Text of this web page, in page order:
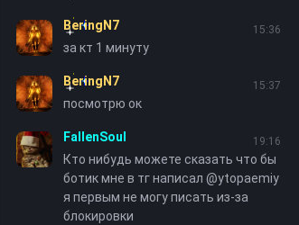
BeringN7 15:36
за кт 1 минуту
BeringN7 15:37
посмотрю ок
FallenSoul 19:16
Кто нибудь можете сказать что бы
ботик мне в тг написал @ytopaemiy
я первым не могу писать из-за
блокировки